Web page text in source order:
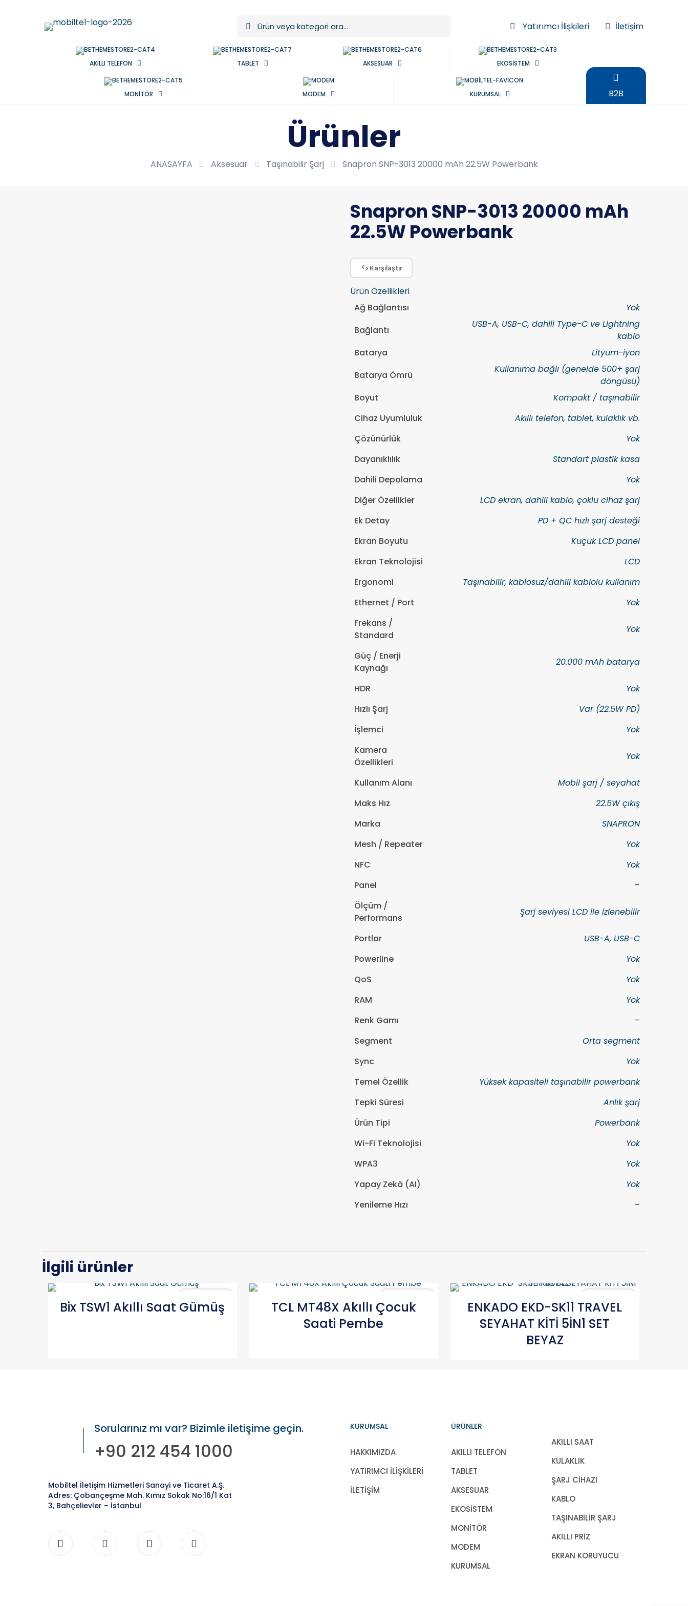
Yatırımcı İlişkileri İletişim
AKILLI TELEFON TABLET AKSESUAR EKOSİSTEM
MONİTÖR MODEM KURUMSAL B2B
Ürünler
ANASAYFA Aksesuar Taşınabilir Şarj Snapron SNP-3013 20000 mAh 22.5W Powerbank
Snapron SNP-3013 20000 mAh
22.5W Powerbank
Karşılaştır
Ürün Özellikleri
Ağ Bağlantısı
Yok
Bağlantı
USB-A, USB-C, dahili Type-C ve Lightning
kablo
Batarya
Lityum-iyon
Batarya Ömrü
Kullanıma bağlı (genelde 500+ şarj
döngüsü)
Boyut
Kompakt / taşınabilir
Cihaz Uyumluluk
Akıllı telefon, tablet, kulaklık vb.
Çözünürlük
Yok
Dayanıklılık
Standart plastik kasa
Dahili Depolama
Yok
Diğer Özellikler
LCD ekran, dahili kablo, çoklu cihaz şarj
Ek Detay
PD + QC hızlı şarj desteği
Ekran Boyutu
Küçük LCD panel
Ekran Teknolojisi
LCD
Ergonomi
Taşınabilir, kablosuz/dahili kablolu kullanım
Ethernet / Port
Yok
Frekans /
Standard
Yok
Güç / Enerji
Kaynağı
20.000 mAh batarya
HDR
Yok
Hızlı Şarj
Var (22.5W PD)
İşlemci
Yok
Kamera
Özellikleri
Yok
Kullanım Alanı
Mobil şarj / seyahat
Maks Hız
22.5W çıkış
Marka
SNAPRON
Mesh / Repeater
Yok
NFC
Yok
Panel
–
Ölçüm /
Performans
Şarj seviyesi LCD ile izlenebilir
Portlar
USB-A, USB-C
Powerline
Yok
QoS
Yok
RAM
Yok
Renk Gamı
–
Segment
Orta segment
Sync
Yok
Temel Özellik
Yüksek kapasiteli taşınabilir powerbank
Tepki Süresi
Anlık şarj
Ürün Tipi
Powerbank
Wi-Fi Teknolojisi
Yok
WPA3
Yok
Yapay Zekâ (AI)
Yok
Yenileme Hızı
–
İlgili ürünler
Bix TSW1 Akıllı Saat Gümüş
TCL MT48X Akıllı Çocuk
Saati Pembe
ENKADO EKD-SK11 TRAVEL
SEYAHAT KİTİ 5İN1 SET
BEYAZ
Sorularınız mı var? Bizimle iletişime geçin.
+90 212 454 1000
Mobiltel İletişim Hizmetleri Sanayi ve Ticaret A.Ş.
Adres: Çobançeşme Mah. Kımız Sokak No:16/1 Kat
3, Bahçelievler – İstanbul
KURUMSAL
HAKKIMIZDA
YATIRIMCI İLİŞKİLERİ
İLETİŞİM
ÜRÜNLER
AKILLI TELEFON
TABLET
AKSESUAR
EKOSİSTEM
MONİTÖR
MODEM
KURUMSAL
AKILLI SAAT
KULAKLIK
ŞARJ CİHAZI
KABLO
TAŞINABİLİR ŞARJ
AKILLI PRİZ
EKRAN KORUYUCU